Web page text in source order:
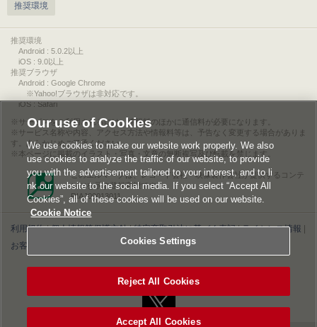
推奨環境
推奨環境
Android : 5.0.2以上
iOS : 9.0以上
推奨ブラウザ
Android : Google Chrome
※Yahoo!ブラウザは非対応です。
iOS : Safari
サービスをご利用されるには、情報料のほかに通信料が必要になります。
サービス名称や内容、アクセス方法や情報料等は、予告なく変更する場合がありま
す。あらかじめご了承ください。
本ページに掲載のイラスト・写真・文章の無断複写及び転載を禁じます。
このエルマークは、レコード会社・映像製作会社が提供するコンテ
ンツを示す登録商標です。
RIAJ00013011
利用規約|個人情報等保護方針|特定商取引法に基づく表記|ライセンス情報
お客様情報の外部送信について|Cookies Settings
Our use of Cookies
We use cookies to make our website work properly. We also
use cookies to analyze the traffic of our website, to provide
you with the advertisement tailored to your interest, and to li
nk our website to the social media. If you select “Accept All
Cookies”, all of these cookies will be used on our website.
Cookie Notice
Cookies Settings
Reject All Cookies
Accept All Cookies